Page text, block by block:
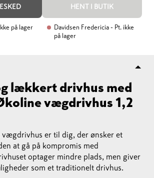
HENT I BUTIK
på lager Davidsen Fredericia - Pt. ikke
på lager
lækkert drivhus med
vægdrivhus 1,2
er til dig, der ønsker et
at gå på kompromis med
optager mindre plads, men giver
som et traditionelt drivhus.